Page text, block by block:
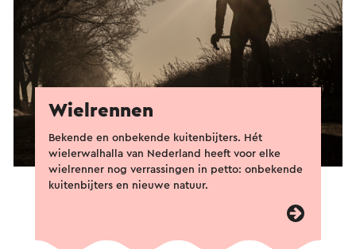
Wielrennen
Bekende en onbekende kuitenbijters. Hét
wielerwalhalla van Nederland heeft voor elke
wielrenner nog verrassingen in petto: onbekende
kuitenbijters en nieuwe natuur.